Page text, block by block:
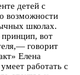
детей с
возможности
школах.
вот
говорит
Елена
работать с